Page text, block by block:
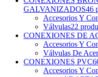
GALVANIZADOS46
Accesorios Y
Válvulas22
CONEXIONES DE
Accesorios Y
Válvulas De
CONEXIONES PVC
Accesorios Y